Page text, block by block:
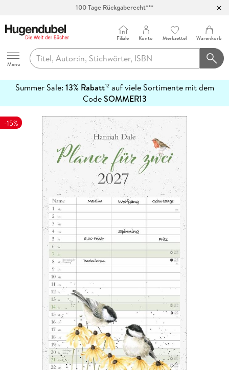
100 Tage Rückgaberecht***
Hugendubel
Menu
Filiale Konto Merkzettel Warenkorb
Summer Sale: 13% Rabatt12auf viele Sortimente mit dem
CodeSOMMER13
erfahren
-15%